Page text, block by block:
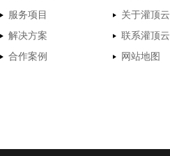
服务项目
关于灌顶云
解决方案
联系灌顶云
合作案例
网站地图